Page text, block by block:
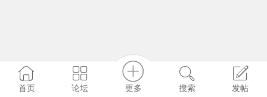
首页 论坛 更多 搜索 发帖